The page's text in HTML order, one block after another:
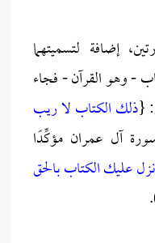
إضافة لتسميتهما
- وهو القرآن - فجاء
{ذلك الكتاب لا ريب
آل عمران مؤكِّدًا
نزل عليك الكتاب بالحق